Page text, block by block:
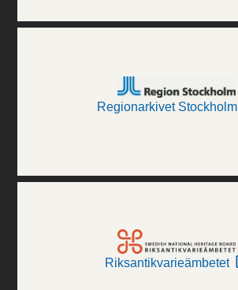
Regionarkivet Stockholm
Riksantikvarieämbetet